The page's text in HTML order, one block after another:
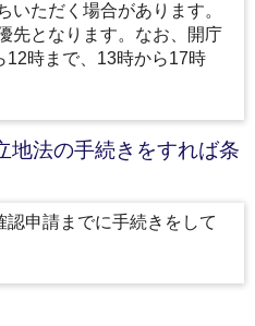
いただく場合があります。
先となります。なお、開庁
12時まで、13時から17時
地法の手続きをすれば条
認申請までに手続きをして